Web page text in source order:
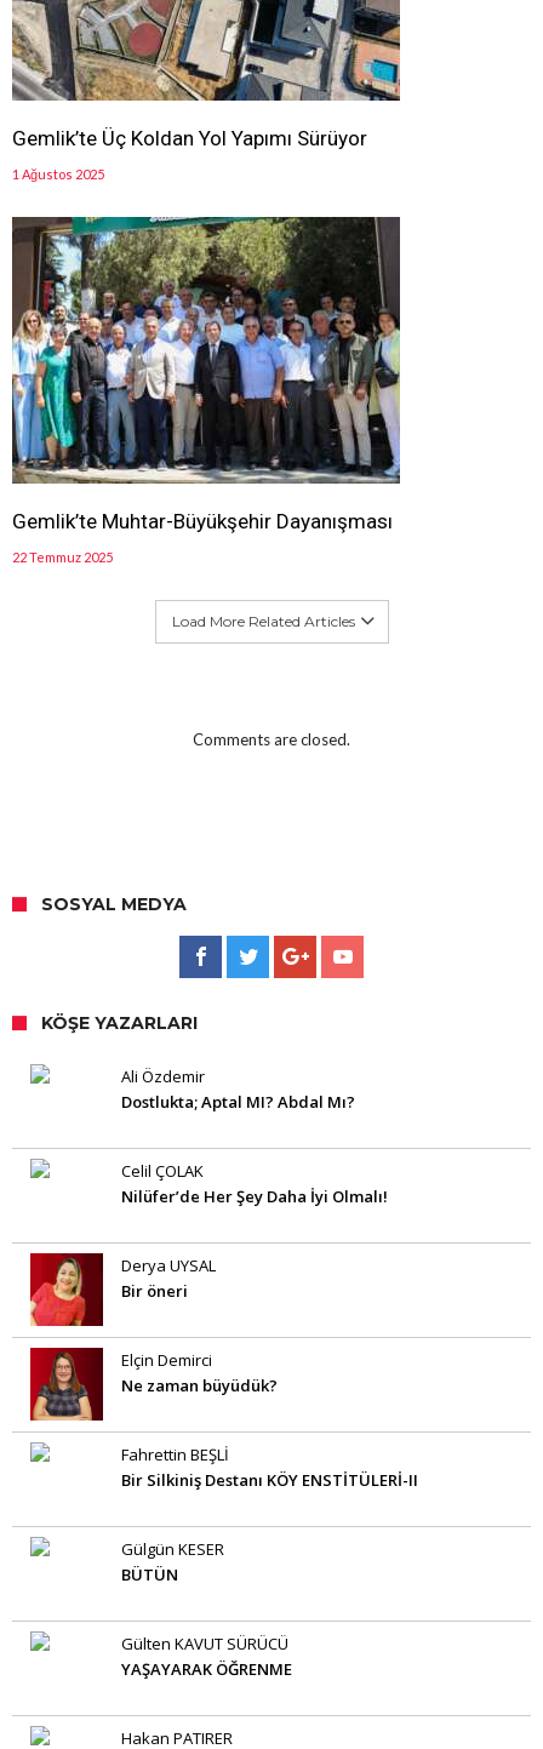
Gemlik’te Üç Koldan Yol Yapımı Sürüyor
1 Ağustos 2025
Gemlik’te Muhtar-Büyükşehir Dayanışması
22 Temmuz 2025
Load More Related Articles
Comments are closed.
SOSYAL MEDYA
KÖŞE YAZARLARI
Ali Özdemir
Dostlukta; Aptal MI? Abdal Mı?
Celil ÇOLAK
Nilüfer’de Her Şey Daha İyi Olmalı!
Derya UYSAL
Bir öneri
Elçin Demirci
Ne zaman büyüdük?
Fahrettin BEŞLİ
Bir Silkiniş Destanı KÖY ENSTİTÜLERİ-II
Gülgün KESER
BÜTÜN
Gülten KAVUT SÜRÜCÜ
YAŞAYARAK ÖĞRENME
Hakan PATIRER